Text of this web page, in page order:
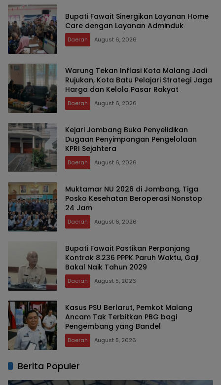
Bupati Fawait Sinergikan Layanan Home
Care dengan Layanan Adminduk
Daerah August 6, 2026
Warung Tekan Inflasi Kota Malang Jadi
Rujukan, Kota Batu Pelajari Strategi Jaga
Harga dan Kelola Pasar Rakyat
Daerah August 6, 2026
Kejari Jombang Buka Penyelidikan
Dugaan Penyimpangan Pengelolaan
KPRI Sejahtera
Daerah August 6, 2026
Muktamar NU 2026 di Jombang, Tiga
Posko Kesehatan Beroperasi Nonstop
24 Jam
Daerah August 6, 2026
Bupati Fawait Pastikan Perpanjang
Kontrak 8.236 PPPK Paruh Waktu, Gaji
Bakal Naik Tahun 2029
Daerah August 5, 2026
Kasus PSU Berlarut, Pemkot Malang
Ancam Tak Terbitkan PBG bagi
Pengembang yang Bandel
Daerah August 5, 2026
Berita Populer